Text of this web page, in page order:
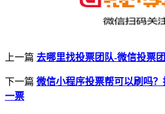
上一篇 去哪里找投票团队-微信投票
下一篇 微信小程序投票帮可以刷吗
一票